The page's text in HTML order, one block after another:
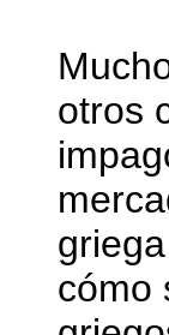
otros
cómo